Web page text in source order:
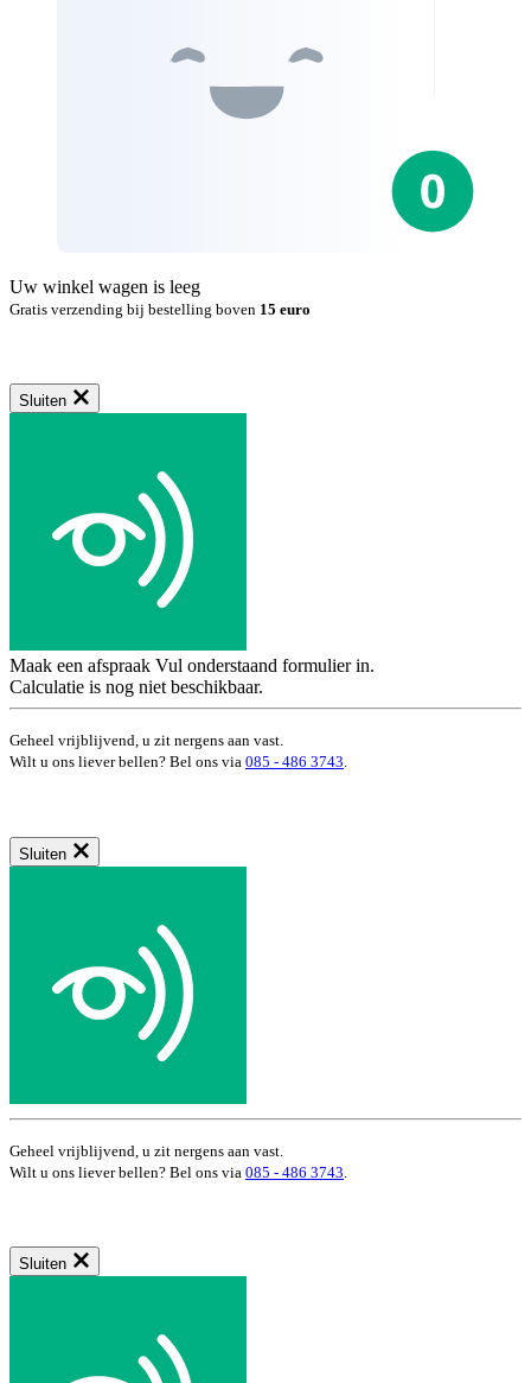
Uw winkel wagen is leeg
Gratis verzending bij bestelling boven 15 euro
Sluiten
Maak een afspraak Vul onderstaand formulier in.
Calculatie is nog niet beschikbaar.
Geheel vrijblijvend, u zit nergens aan vast.
Wilt u ons liever bellen? Bel ons via 085 - 486 3743.
Sluiten
Geheel vrijblijvend, u zit nergens aan vast.
Wilt u ons liever bellen? Bel ons via 085 - 486 3743
Sluiten